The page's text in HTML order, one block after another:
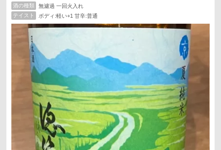
酒の種類
無濾過 一回火入れ
テイスト
ボディ:軽い+1 甘辛:普通